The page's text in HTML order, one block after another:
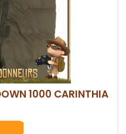
1000 CARINTHIA